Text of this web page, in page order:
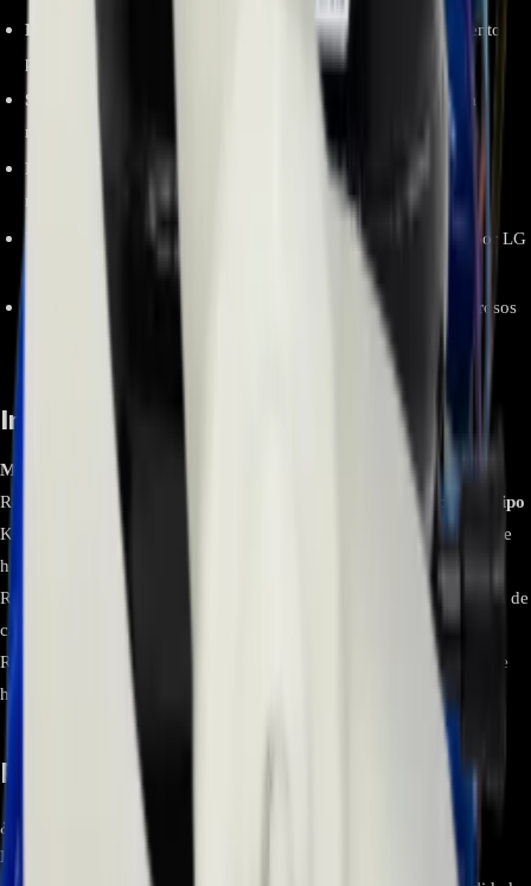
Repuesto Original LG:
Garantiza compatibilidad y rendimiento
perfectos con tu refrigerador LG.
Solución Integral:
Al ser un ensamblaje completo, soluciona
múltiples posibles fallas a la vez.
Instalación Sencilla:
Diseñado para un reemplazo directo del
módulo antiguo, facilitando la reparación.
Materiales de Calidad:
Componentes duraderos fabricados por LG
para asegurar una larga vida útil y un funcionamiento fiable.
Amplia Compatibilidad:
Diseñado para funcionar con numerosos
modelos de refrigeradores LG con fábrica de hielo interna.
Información relevante
Modelo/Número de parte
Compatibilidad
Refrigeradores LG (se recomienda verificar el modelo específico)
Tipo
Kit de ensamblaje de fábrica de hielo
Motor, molde de
hielo (cubeta), brazos eyectores y arnés de cableado
Instalación
Reemplazo directo del módulo completo
Certificación de
calidad para electrodomésticos LG (OEM)
Uso recomendado
Refrigeradores LG con fábrica de hielo defectuosa o que no produce
hielo
Preguntas frecuentes
¿Este kit es compatible con mi refrigerador LG?
El kit AEQ32178403 es compatible con una amplia gama de